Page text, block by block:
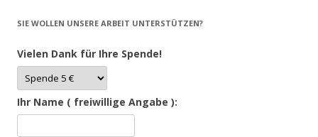
SIE WOLLEN UNSERE ARBEIT UNTERSTÜTZEN?
Vielen Dank für Ihre Spende!
Ihr Name ( freiwillige Angabe ):